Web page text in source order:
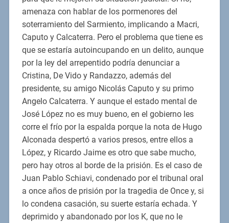
amenaza con hablar de los pormenores del
soterramiento del Sarmiento, implicando a Macri,
Caputo y Calcaterra. Pero el problema que tiene es
que se estaría autoincupando en un delito, aunque
por la ley del arrepentido podría denunciar a
Cristina, De Vido y Randazzo, además del
presidente, su amigo Nicolás Caputo y su primo
Angelo Calcaterra. Y aunque el estado mental de
José López no es muy bueno, en el gobierno les
corre el frío por la espalda porque la nota de Hugo
Alconada despertó a varios presos, entre ellos a
López, y Ricardo Jaime es otro que sabe mucho,
pero hay otros al borde de la prisión. Es el caso de
Juan Pablo Schiavi, condenado por el tribunal oral
a once años de prisión por la tragedia de Once y, si
lo condena casación, su suerte estaría echada. Y
deprimido y abandonado por los K, que no le